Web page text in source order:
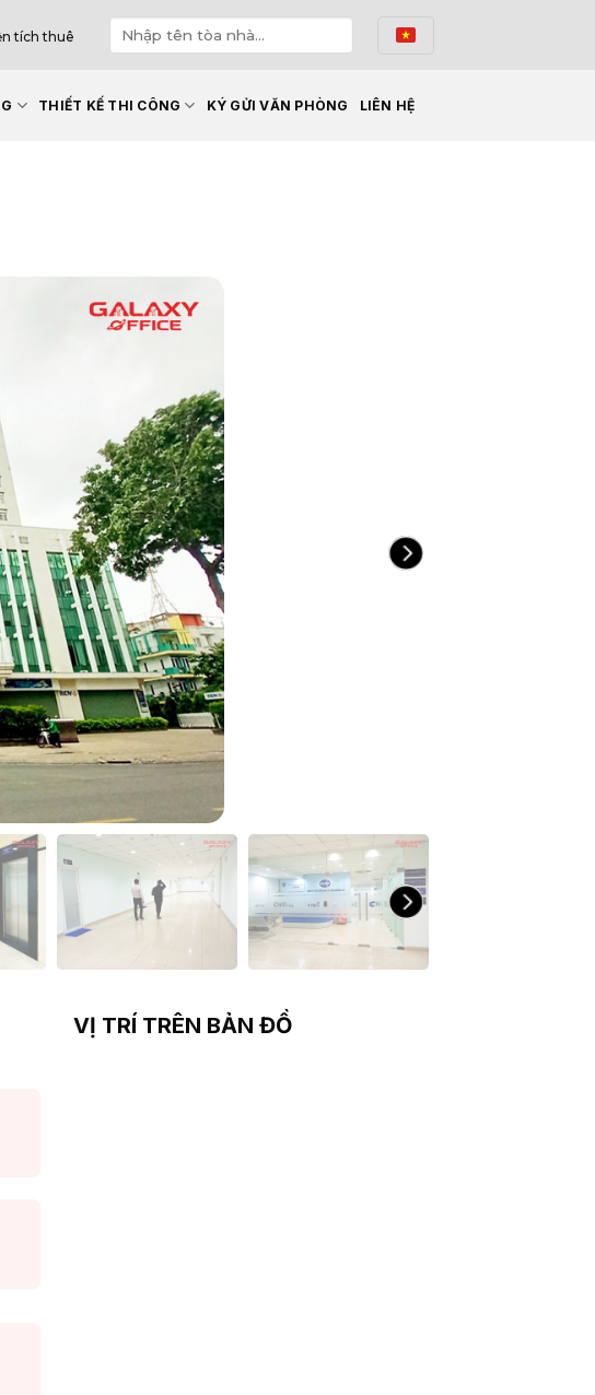
tích thuê
THIẾT KẾ THI CÔNG KÝ GỬI VĂN PHÒNG LIÊN HỆ
VỊ TRÍ TRÊN BẢN ĐỒ